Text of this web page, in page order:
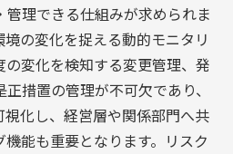
管理できる仕組みが求められま
の変化を捉える動的モニタリ
の変化を検知する変更管理、発
措置の管理が不可欠であり、
化し、経営層や関係部門へ共
能も重要となります。リスク